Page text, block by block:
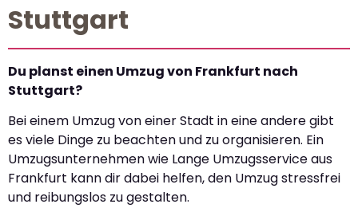
Stuttgart
Du planst einen Umzug von Frankfurt nach
Stuttgart?
Bei einem Umzug von einer Stadt in eine andere gibt
es viele Dinge zu beachten und zu organisieren. Ein
Umzugsunternehmen wie Lange Umzugsservice aus
Frankfurt kann dir dabei helfen, den Umzug stressfrei
und reibungslos zu gestalten.